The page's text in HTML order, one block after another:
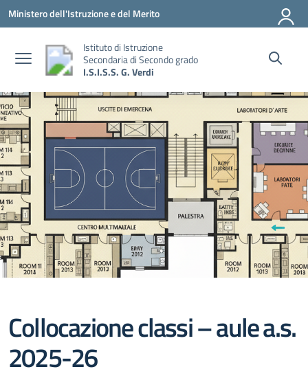
Vai ai contenuti
Vai al menu di navigazione
Vai al footer
Ministero dell'Istruzione e del Merito
Istituto di Istruzione
Secondaria di Secondo grado
I.S.I.S.S. G. Verdi
Collocazione classi – aule a.s.
2025-26